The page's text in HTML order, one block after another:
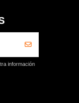
información